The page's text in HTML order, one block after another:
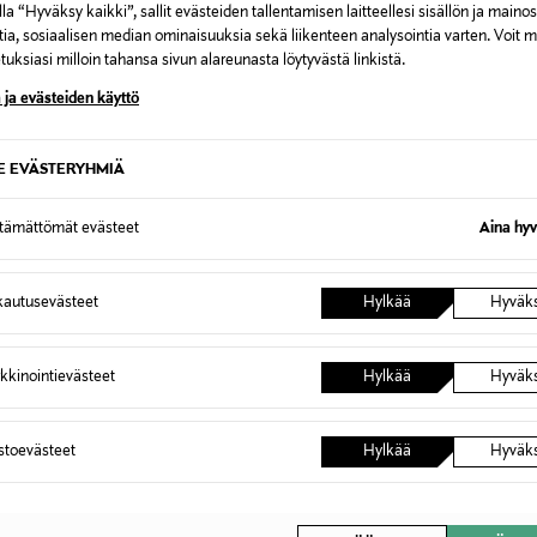
“Hyväksy kaikki”, sallit evästeiden tallentamisen laitteellesi sisällön ja
sosiaalisen median ominaisuuksia sekä liikenteen analysointia varten. Voit
milloin tahansa sivun alareunasta löytyvästä linkistä.
ja evästeiden käyttö
EVÄSTERYHMIÄ
evästeet Aina
Hylkää
Hylkää
Hylkää
For Sore